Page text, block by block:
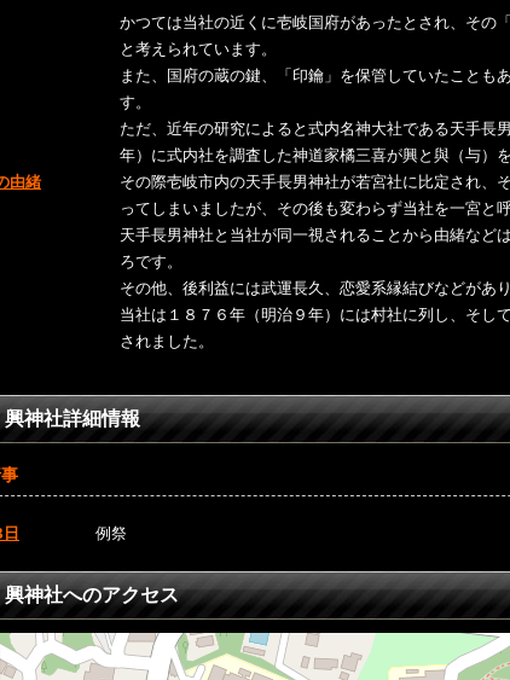
由緒
かつては当社の近くに壱岐国府があったとされ、その
と考えられています。
また、国府の蔵の鍵、「印鑰」を保管していたことも
す。
ただ、近年の研究によると式内名神大社である天手長
年）に式内社を調査した神道家橘三喜が興と與（与）
その際壱岐市内の天手長男神社が若宮社に比定され、
ってしまいましたが、その後も変わらず当社を一宮と
天手長男神社と当社が同一視されることから由緒など
ろです。
その他、後利益には武運長久、恋愛系縁結びなどがあり
当社は１８７６年（明治９年）には村社に列し、そし
されました。
興神社詳細情報
日 例祭
興神社へのアクセス